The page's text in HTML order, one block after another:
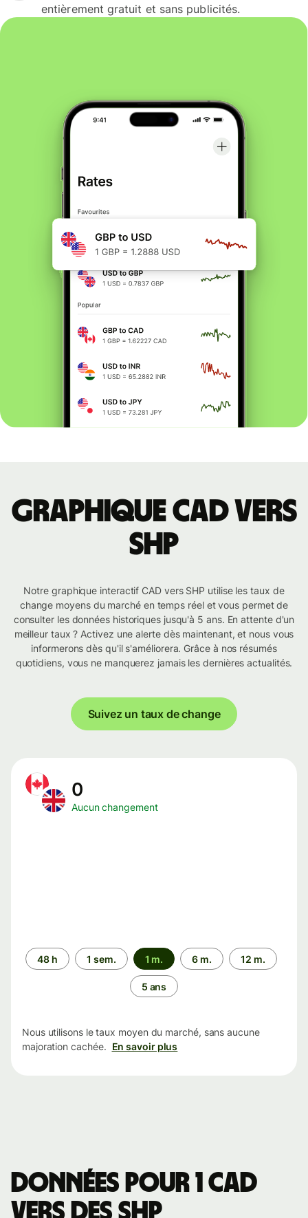
entièrement gratuit et sans publicités.
Graphique CAD vers
SHP
Notre graphique interactif CAD vers SHP utilise les taux de
change moyens du marché en temps réel et vous permet de
consulter les données historiques jusqu'à 5 ans. En attente d'un
meilleur taux ? Activez une alerte dès maintenant, et nous vous
informerons dès qu'il s'améliorera. Grâce à nos résumés
quotidiens, vous ne manquerez jamais les dernières actualités.
Suivez un taux de change
0
Aucun changement
Période
48 h 1 sem. 1 m. 6 m. 12 m.
5 ans
Nous utilisons le taux moyen du marché, sans aucune
majoration cachée. En savoir plus
Données pour 1 CAD